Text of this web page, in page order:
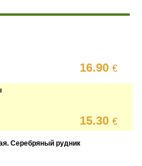
16.90€
15.30€
Серебряный рудник